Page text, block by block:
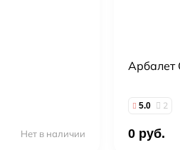
Нет в наличии
Арбалет
5.0 2
0 руб.